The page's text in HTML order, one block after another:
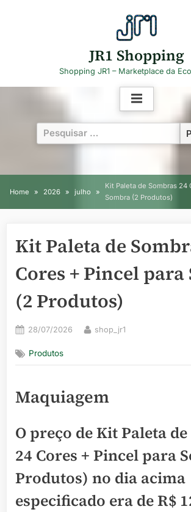
JR1 Shopping
Shopping JR1 – Marketplace da
Pesquisar
por:
Home 2026 julho
Kit Paleta de Sombras 24
Sombra (2 Produtos)
Kit Paleta de
Cores + Pincel
(2 Produtos)
Posted
28/07/2026 By
shop_jr1
Produtos
Maquiagem
O preço de Kit Paleta
24 Cores + Pincel para
Produtos) no dia acima
especificado era deR$